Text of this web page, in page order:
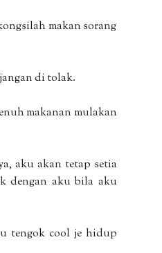
makan sorang
di tolak.
makanan mulakan
aku akan tetap setia
dengan aku bila aku
tengok cool je hidup